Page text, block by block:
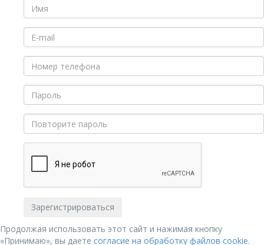
Продолжая использовать этот сайт и нажимая кнопку
«Принимаю», вы даете согласие на обработку файлов cookie.